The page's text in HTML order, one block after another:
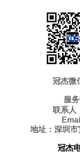
美
振
美
振
振
贴
冠杰微
服
联系人
地址：深圳
冠杰